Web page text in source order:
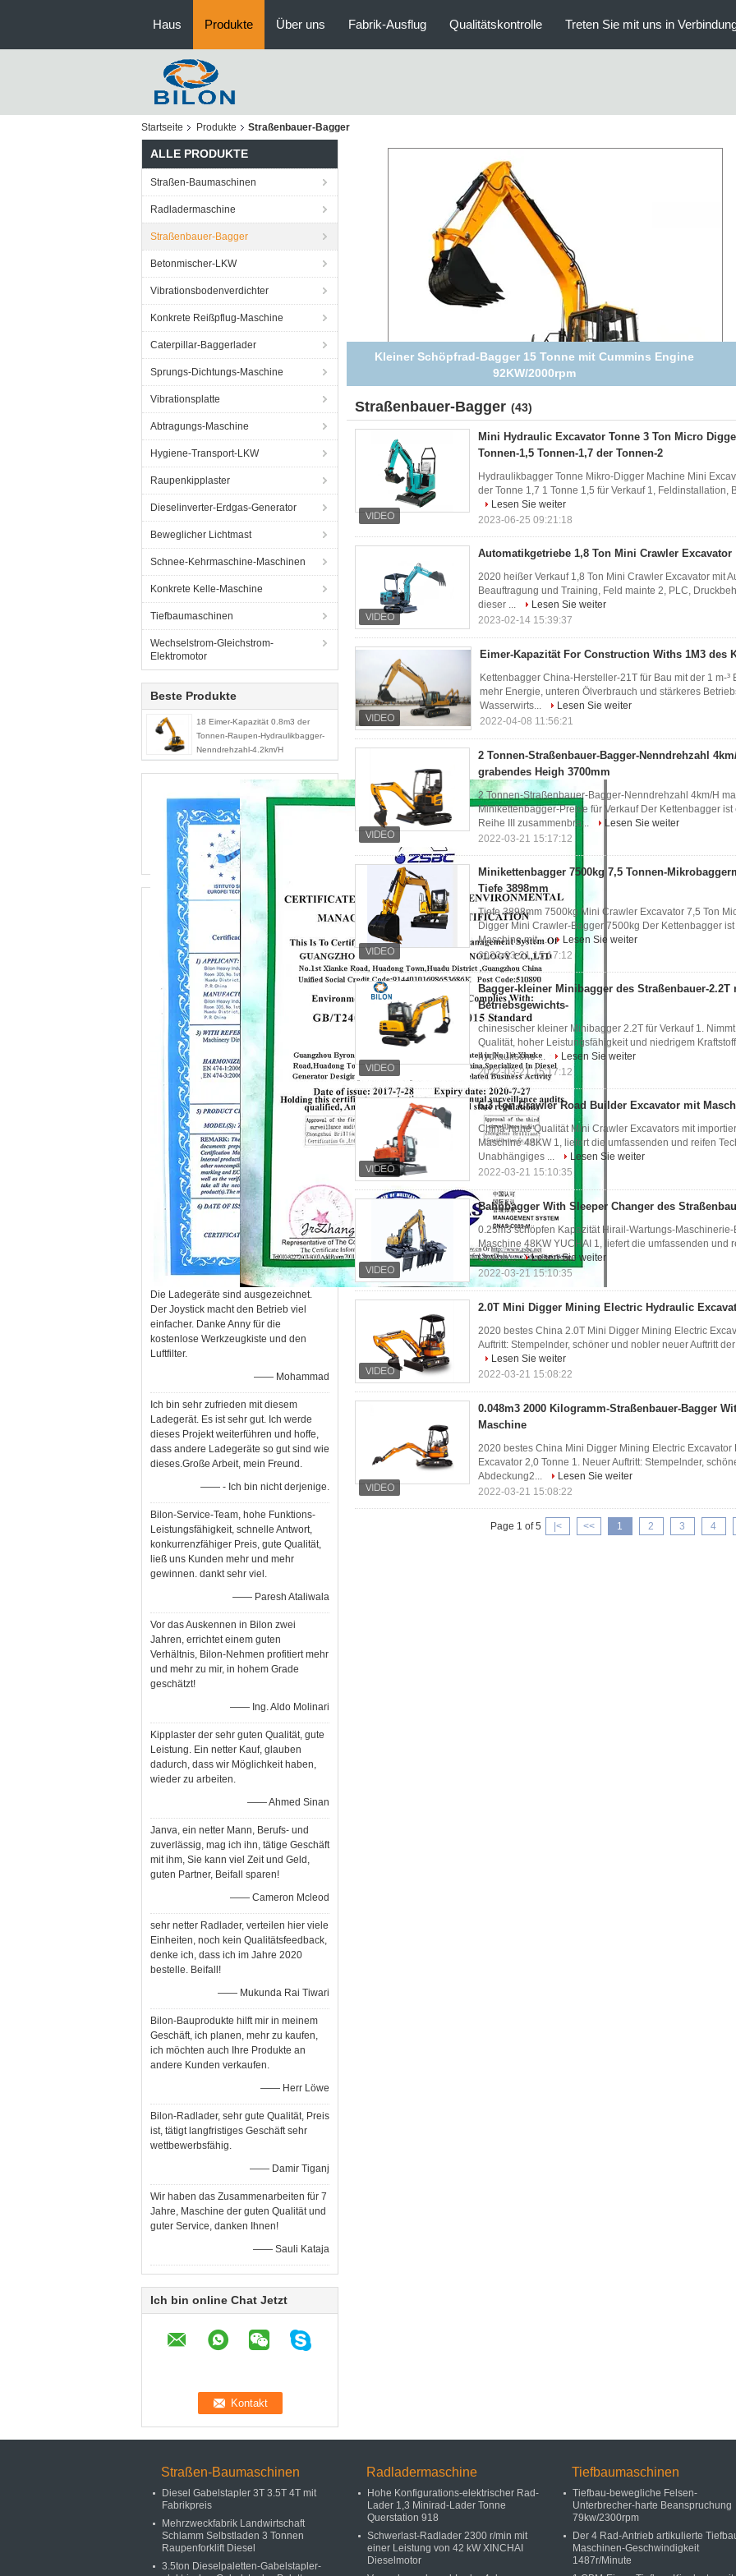
Haus Produkte Über uns Fabrik-Ausflug Qualitätskontrolle Treten Sie mit uns in
Startseite Produkte Straßenbauer-Bagger
ALLE PRODUKTE
Straßen-Baumaschinen
Radladermaschine
Straßenbauer-Bagger
Betonmischer-LKW
Vibrationsbodenverdichter
Konkrete Reißpflug-Maschine
Caterpillar-Baggerlader
Sprungs-Dichtungs-Maschine
Vibrationsplatte
Abtragungs-Maschine
Hygiene-Transport-LKW
Raupenkipplaster
Dieselinverter-Erdgas-Generator
Beweglicher Lichtmast
Schnee-Kehrmaschine-Maschinen
Konkrete Kelle-Maschine
Tiefbaumaschinen
Wechselstrom-Gleichstrom-
Elektromotor
Beste Produkte
18 Eimer-Kapazität 0.8m3 der
Tonnen-Raupen-Hydraulikbagger-
Nenndrehzahl-4.2km/H
Die Ladegeräte sind ausgezeichnet.
Der Joystick macht den Betrieb viel
einfacher. Danke Anny für die
kostenlose Werkzeugkiste und den
Luftfilter.
—— Mohammad
Ich bin sehr zufrieden mit diesem
Ladegerät. Es ist sehr gut. Ich werde
dieses Projekt weiterführen und hoffe,
dass andere Ladegeräte so gut sind wie
dieses.Große Arbeit, mein Freund.
—— - Ich bin nicht derjenige.
Bilon-Service-Team, hohe Funktions-
Leistungsfähigkeit, schnelle Antwort,
konkurrenzfähiger Preis, gute Qualität,
ließ uns Kunden mehr und mehr
gewinnen. dankt sehr viel.
—— Paresh Ataliwala
Vor das Auskennen in Bilon zwei
Jahren, errichtet einem guten
Verhältnis, Bilon-Nehmen profitiert mehr
und mehr zu mir, in hohem Grade
geschätzt!
—— Ing. Aldo Molinari
Kipplaster der sehr guten Qualität, gute
Leistung. Ein netter Kauf, glauben
dadurch, dass wir Möglichkeit haben,
wieder zu arbeiten.
—— Ahmed Sinan
Janva, ein netter Mann, Berufs- und
zuverlässig, mag ich ihn, tätige Geschäft
mit ihm, Sie kann viel Zeit und Geld,
guten Partner, Beifall sparen!
—— Cameron Mcleod
sehr netter Radlader, verteilen hier viele
Einheiten, noch kein Qualitätsfeedback,
denke ich, dass ich im Jahre 2020
bestelle. Beifall!
—— Mukunda Rai Tiwari
Bilon-Bauprodukte hilft mir in meinem
Geschäft, ich planen, mehr zu kaufen,
ich möchten auch Ihre Produkte an
andere Kunden verkaufen.
—— Herr Löwe
Bilon-Radlader, sehr gute Qualität, Preis
ist, tätigt langfristiges Geschäft sehr
wettbewerbsfähig.
—— Damir Tiganj
Wir haben das Zusammenarbeiten für 7
Jahre, Maschine der guten Qualität und
guter Service, danken Ihnen!
—— Sauli Kataja
Ich bin online Chat Jetzt
Lärmarmer Straßenbauer-Bagger/Minikettenbagger mit bewertetem
Operations-Gewicht 6500kg
Straßenbauer-Bagger (43)
Mini Hydraulic Excavator Tonne 3 Ton Micro
Tonnen-1,5 Tonnen-1,7 der Tonnen-2
Hydraulikbagger Tonne Mikro-Digger Machine Mini
der Tonne 1,7 1 Tonne 1,5 für Verkauf 1,
Lesen Sie weiter
2023-06-25 09:21:18
Automatikgetriebe 1,8 Ton Mini Crawler Excavator
2020 heißer Verkauf 1,8 Ton Mini Crawler Excavator mit
Beauftragung und Training, Feld mainte 2, PLC,
dieser ...
Lesen Sie weiter
2023-02-14 15:39:37
Eimer-Kapazität For Construction Withs 1M3 des
Kettenbagger China-Hersteller-21T für Bau mit der 1 m-
mehr Energie, unteren Ölverbrauch und stärkeres
Wasserwirts...
Lesen Sie weiter
2022-04-08 11:56:21
2 Tonnen-Straßenbauer-Bagger-Nenndrehzahl
grabendes Heigh 3700mm
2 Tonnen-Straßenbauer-Bagger-Nenndrehzahl 4km/H
Minikettenbagger-Preise für Verkauf Der Kettenbagger
Reihe III zusammenbra...
Lesen Sie weiter
2022-03-21 15:17:12
Minikettenbagger 7500kg 7,5 Tonnen-
Tiefe 3898mm
Tiefe 3898mm 7500kg Mini Crawler Excavator 7,5 Ton
Digger Mini Crawler-Bagger 7500kg Der Kettenbagger
Maschine mit ...
Lesen Sie weiter
2022-03-21 15:17:12
Bagger-kleiner Minibagger des Straßenbauer-2.2T
Betriebsgewichts-
chinesischer kleiner Minibagger 2.2T für Verkauf 1.
Qualität, hoher Leistungsfähigkeit und niedrigem
hydraulische ...
Lesen Sie weiter
2022-03-21 15:17:12
6,3 Ton Crawler Road Builder Excavator mit
China-hohe Qualität Mini Crawler Excavators mit
Maschine 48KW 1, liefert die umfassenden und reifen
Unabhängiges ...
Lesen Sie weiter
2022-03-21 15:10:35
Bahnbagger With Sleeper Changer des
0.25m3 schöpfen Kapazität Hirail-Wartungs-
Maschine 48KW YUCHAI 1, liefert die umfassenden
Unabh...
Lesen Sie weiter
2022-03-21 15:10:35
2.0T Mini Digger Mining Electric Hydraulic
2020 bestes China 2.0T Mini Digger Mining Electric
Auftritt: Stempelnder, schöner und nobler neuer Auftritt
Lesen Sie weiter
2022-03-21 15:08:22
0.048m3 2000 Kilogramm-Straßenbauer-Bagger
Maschine
2020 bestes China Mini Digger Mining Electric
Excavator 2,0 Tonne 1. Neuer Auftritt: Stempelnder,
Abdeckung2...
Lesen Sie weiter
2022-03-21 15:08:22
Page 1 of 5 |< << 1 2 3 4
Straßen-Baumaschinen
Diesel Gabelstapler 3T 3.5T 4T mit
Fabrikpreis
Mehrzweckfabrik Landwirtschaft
Schlamm Selbstladen 3 Tonnen
Raupenforklift Diesel
3.5ton Dieselpaletten-Gabelstapler-
Radladermaschine
Hohe Konfigurations-elektrischer Rad-
Lader 1,3 Minirad-Lader Tonne
Querstation 918
Schwerlast-Radlader 2300 r/min mit
einer Leistung von 42 kW XINCHAI
Dieselmotor
Tiefbaumaschinen
Tiefbau-bewegliche Felsen-
Unterbrecher-harte Beanspruchung
79kw/2300rpm
Der 4 Rad-Antrieb artikulierte
Maschinen-Geschwindigkeit
1487r/Minute